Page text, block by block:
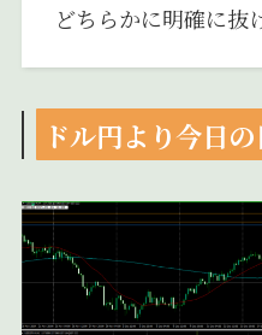
どちらかに明確に抜
ドル円より今日